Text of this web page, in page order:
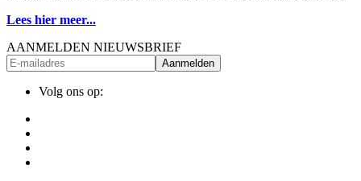
Lees hier meer...
AANMELDEN NIEUWSBRIEF
Aanmelden
Volg ons op: